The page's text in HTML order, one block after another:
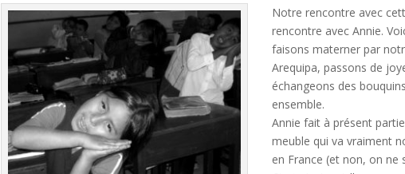
Notre rencontre avec
rencontre avec Annie.
faisons materner par
Arequipa, passons de
échangeons des
ensemble.
Annie fait à présent
meuble qui va vraiment
en France (et non, on ne